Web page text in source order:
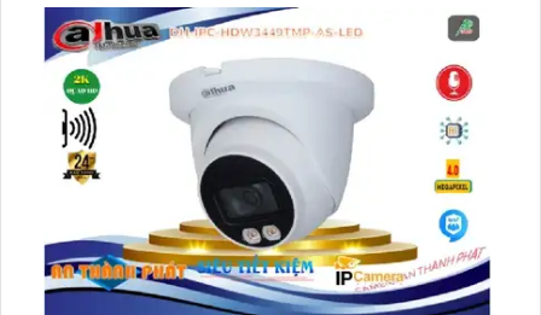
giúp tiết kiệm chi phí vận hành. Với công nghệ AHD, CVI,
TVI, BCS, camera này cho độ bền cao và chất lượng hình
ảnh màu sắc ban đêm